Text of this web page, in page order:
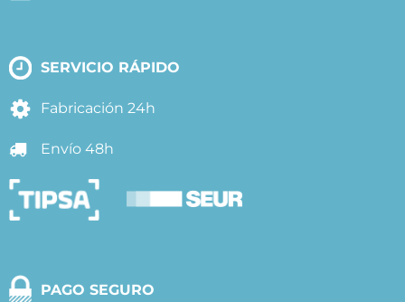
SERVICIO RÁPIDO
Fabricación 24h
Envío 48h
PAGO SEGURO